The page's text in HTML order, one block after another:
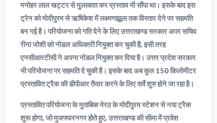
मनोहर लाल खट्टर से मुलाकात कर प्रस्ताव भी सौंपा था। इसके बाद इस
ट्रेन को मोदीपुरम से ऋषिकेश में लक्ष्मणझूला तक विस्तार देने पर सहमति
बन गई है। परियोजना को गति देने के लिए उत्तराखण्ड सरकार अपर सचिव
रीना जोशी को नोडल अधिकारी नियुक्त कर चुकी है, इसी तरह
एनसीआरटीसी ने अपना नोडल नियुक्त कर दिया है। उत्तर प्रदेश सरकार
भी परियोजना पर सहमति दे चुकी है। इसके बाद अब कुल 150 किलोमीटर
प्रस्तावित ट्रैक की डीपीआर तैयार करने के लिए सर्वे शुरु होने जा रहा है।
प्रस्तावित परियोजना के मुताबिक मेरठ के मोदीपुरम स्टेशन से नया ट्रैक
शुरू होगा, जो मुजफ्फरनगर होते हुए, उत्तराखण्ड की सीमा में प्रवेश